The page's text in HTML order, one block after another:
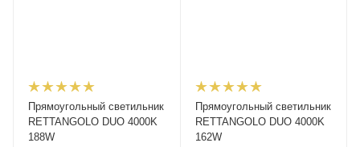
Прямоугольный светильник
RETTANGOLO DUО 4000K
188W
Прямоугольный светильник
RETTANGOLO DUО 4000K
162W